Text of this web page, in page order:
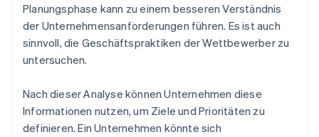
Planungsphase kann zu einem besseren Verständnis
der Unternehmensanforderungen führen. Es ist auch
sinnvoll, die Geschäftspraktiken der Wettbewerber zu
untersuchen.
Nach dieser Analyse können Unternehmen diese
Informationen nutzen, um Ziele und Prioritäten zu
definieren. Ein Unternehmen könnte sich